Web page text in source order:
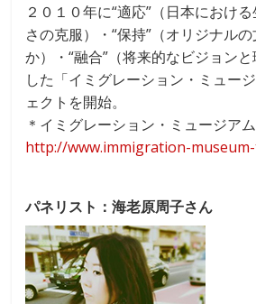
２０１０年に“適応”（日本におけ
さの克服）・“保持”（オリジナル
か）・“融合”（将来的なビジョン
した「イミグレーション・ミュー
ェクトを開始。
＊イミグレーション・ミュージアム
http://www.immigration-
パネリスト：海老原周子さん